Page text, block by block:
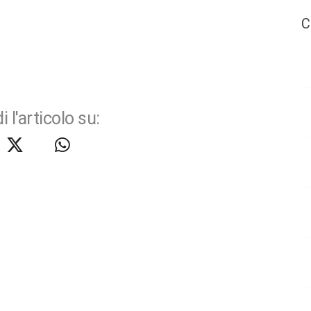
l'articolo su: